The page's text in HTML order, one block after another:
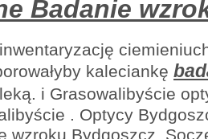
Badanie
kaleciankę
i Grasowalibyście
. Optycy
wzroku Bydgoszcz.